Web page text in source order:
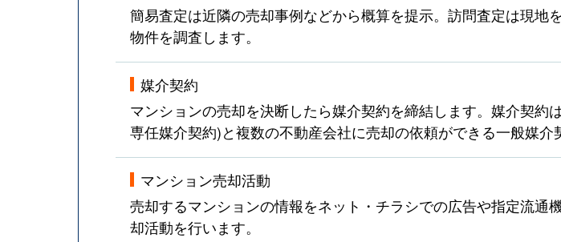
簡易査定は近隣の売却事例などから概算を提示。訪問査定は現
物件を調査します。
媒介契約
マンションの売却を決断したら媒介契約を締結します。媒介契
専任媒介契約)と複数の不動産会社に売却の依頼ができる一般媒介
マンション売却活動
売却するマンションの情報をネット・チラシでの広告や指定流
却活動を行います。